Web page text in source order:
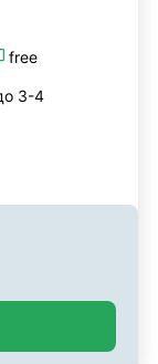
free
3-4